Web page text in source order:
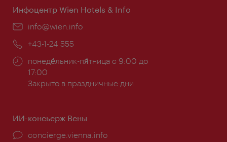
Инфоцентр Wien Hotels & Info
Эл.
info@wien.info
Телефон:
+43-1-24 555
Часы
работы:
понеде́льник-пя́тница с 9:00 до
17:00
Закрыто в праздничные дни
ИИ-консьерж Вены
concierge.vienna.info